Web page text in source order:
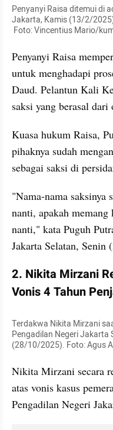
Penyanyi Raisa ditemui di
Jakarta, Kamis (13/2/
Foto: Vincentius Mario/
Penyanyi Raisa
untuk menghadapi
Daud. Pelantun Kali
saksi yang berasal dari
Kuasa hukum Raisa,
pihaknya sudah
sebagai saksi di
"Nama-nama saksinya
nanti, apakah
nanti," kata Puguh
Jakarta Selatan, Senin
2. Nikita Mirzani
Vonis 4 Tahun
Terdakwa Nikita Mirzani
Pengadilan Negeri Jakarta
(28/10/2025). Foto: Agus
Nikita Mirzani secara
atas vonis kasus
Pengadilan Negeri